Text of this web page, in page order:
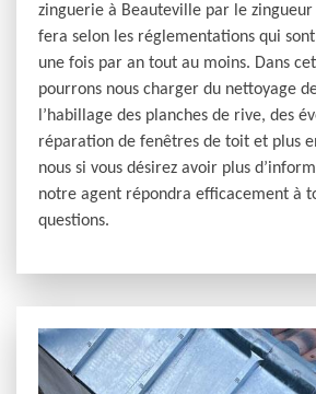
zinguerie à Beauteville par le zingueur
fera selon les réglementations qui
une fois par an tout au moins. Dans
pourrons nous charger du nettoyage
l’habillage des planches de rive, des
réparation de fenêtres de toit et plus
nous si vous désirez avoir plus
notre agent répondra efficacement à
questions.